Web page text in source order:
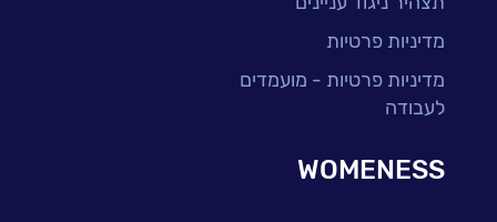
מדיניות פרטיות
מדיניות פרטיות - מועמדים
לעבודה
WOMENESS